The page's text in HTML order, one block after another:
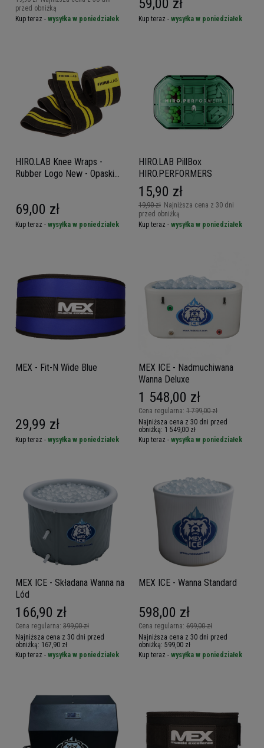
przed obniżką
Kup teraz - wysyłka w poniedziałek
59,00 zł
Kup teraz - wysyłka w poniedziałek
HIRO.LAB Knee Wraps -
Rubber Logo New - Opaski
69,00 zł
Kup teraz - wysyłka w poniedziałek
HIRO.LAB PillBox
HIRO.PERFORMERS
19,90 zł Najniższa cena z 30 dni
przed obniżką
15,90 zł
Kup teraz - wysyłka w poniedziałek
MEX - Fit-N Wide Blue
29,99 zł
Kup teraz - wysyłka w poniedziałek
MEX ICE - Nadmuchiwana
Wanna Deluxe
Cena regularna: 1 799,00 zł
1 548,00 zł
Najniższa cena z 30 dni przed
obniżką: 1 549,00 zł
Kup teraz - wysyłka w poniedziałek
MEX ICE - Składana Wanna na
Lód
Cena regularna: 399,00 zł
166,90 zł
Najniższa cena z 30 dni przed
obniżką: 167,90 zł
Kup teraz - wysyłka w poniedziałek
MEX ICE - Wanna Standard
Cena regularna: 699,00 zł
598,00 zł
Najniższa cena z 30 dni przed
obniżką: 599,00 zł
Kup teraz - wysyłka w poniedziałek